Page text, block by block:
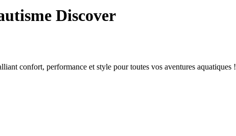
Discover
confort, performance et style pour toutes vos aventures aquatiques !